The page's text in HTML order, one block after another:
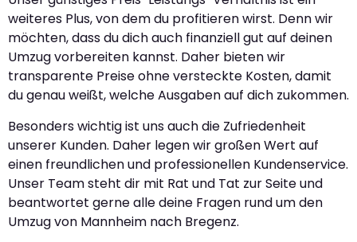
weiteres Plus, von dem du profitieren wirst. Denn wir
möchten, dass du dich auch finanziell gut auf deinen
Umzug vorbereiten kannst. Daher bieten wir
transparente Preise ohne versteckte Kosten, damit
du genau weißt, welche Ausgaben auf dich zukommen.
Besonders wichtig ist uns auch die Zufriedenheit
unserer Kunden. Daher legen wir großen Wert auf
einen freundlichen und professionellen Kundenservice.
Unser Team steht dir mit Rat und Tat zur Seite und
beantwortet gerne alle deine Fragen rund um den
Umzug von Mannheim nach Bregenz.